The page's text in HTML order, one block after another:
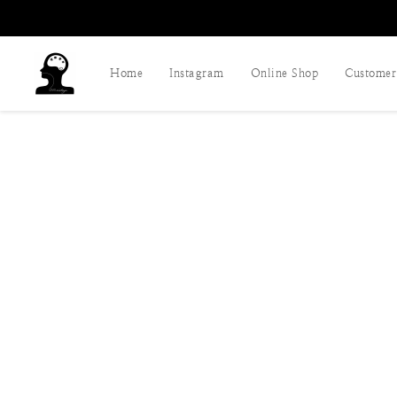
Home Instagram Online Shop